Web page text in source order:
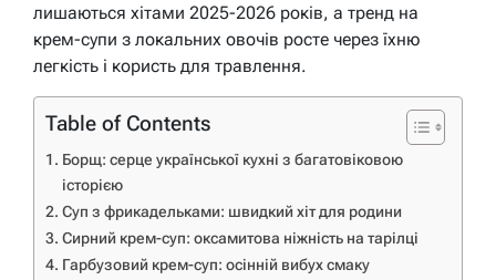
лишаються хітами 2025-2026 років, а тренд на
крем-супи з локальних овочів росте через їхню
легкість і користь для травлення.
Table of Contents
Борщ: серце української кухні з багатовіковою
історією
Суп з фрикадельками: швидкий хіт для родини
Сирний крем-суп: оксамитова ніжність на тарілці
Гарбузовий крем-суп: осінній вибух смаку